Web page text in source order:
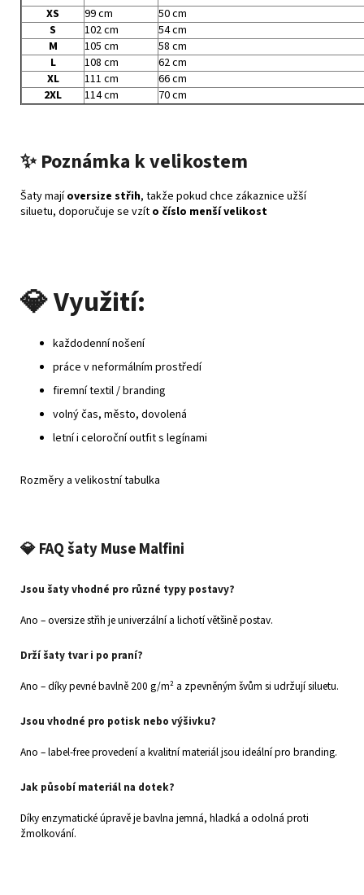
XS
99 cm
50 cm
S
102 cm
54 cm
M
105 cm
58 cm
L
108 cm
62 cm
XL
111 cm
66 cm
2XL
114 cm 70 cm
✨ Poznámka k velikostem
Šaty majíoversize střih, takže pokud chce zákaznice užší
siluetu, doporučuje se vzít o číslo menší velikost
💎Využití:
každodenní nošení
práce v neformálním prostředí
firemní textil / branding
volný čas, město, dovolená
letní i celoroční outfit s legínami
Rozměry a velikostní tabulka
💎FAQ šaty Muse Malfini
Jsou šaty vhodné pro různé typy postavy?
Ano – oversize střih je univerzální a lichotí většině postav.
Drží šaty tvar i po praní?
Ano – díky pevné bavlně 200 g/m² a zpevněným švům si udržují siluetu.
Jsou vhodné pro potisk nebo výšivku?
Ano – label‑free provedení a kvalitní materiál jsou ideální pro branding.
Jak působí materiál na dotek?
Díky enzymatické úpravě je bavlna jemná, hladká a odolná proti
žmolkování.